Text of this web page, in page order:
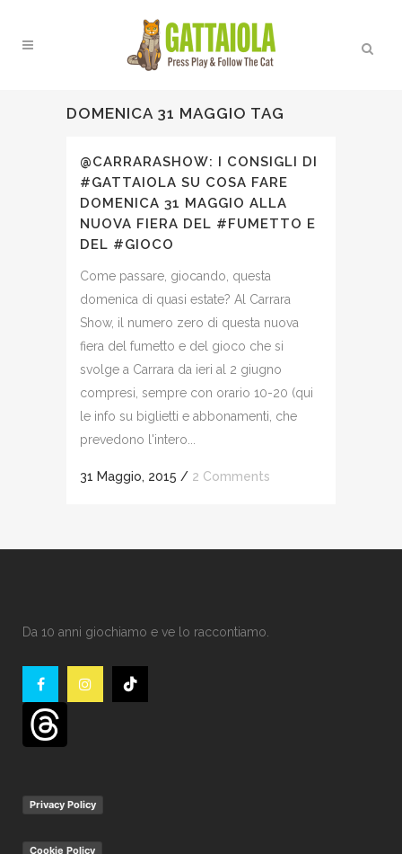
DOMENICA 31 MAGGIO TAG
@CARRARASHOW: I CONSIGLI DI
#GATTAIOLA SU COSA FARE
DOMENICA 31 MAGGIO ALLA
NUOVA FIERA DEL #FUMETTO E
DEL #GIOCO
Come passare, giocando, questa
domenica di quasi estate? Al Carrara
Show, il numero zero di questa nuova
fiera del fumetto e del gioco che si
svolge a Carrara da ieri al 2 giugno
compresi, sempre con orario 10-20 (qui
le info su biglietti e abbonamenti, che
prevedono l'intero...
31 Maggio, 2015 / 2 Comments
Da 10 anni giochiamo e ve lo raccontiamo.
Privacy Policy
Cookie Policy